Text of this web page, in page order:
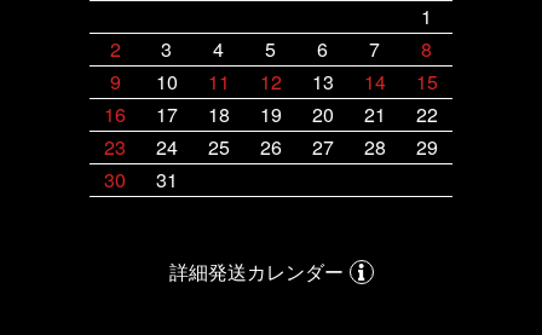
1
2
3 4 5 6 7
8
9
10 11 12 13 14
15
16
17 18 19 20 21
22
23
24 25 26 27 28
29
30
31
詳細発送カレンダー